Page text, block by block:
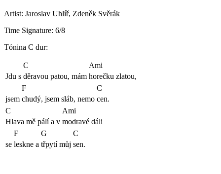
Artist: Jaroslav Uhlíř, Zdeněk Svěrák
Time Signature: 6/8
Tónina C dur:
C
Ami
Jdu s děravou patou, mám horečku zlatou,
F
C
jsem chudý, jsem sláb, nemo cen.
C
Ami
Hlava mě pálí a v modravé dáli
F
G
C
se leskne a třpytí můj sen.